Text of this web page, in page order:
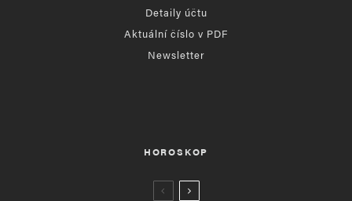
Detaily účtu
Aktuální číslo v PDF
Newsletter
HOROSKOP